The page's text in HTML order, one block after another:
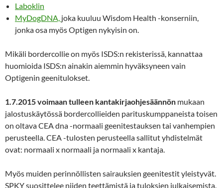
Laboklin
MyDogDNA, joka kuuluu Wisdom Health -konserniin,
jonka osa myös Optigen nykyisin on.
Mikäli bordercollie on myös ISDS:n rekisterissä, kannattaa
huomioida ISDS:n ainakin aiemmin hyväksyneen vain
Optigenin geenitulokset.
1.7.2015 voimaan tulleen kantakirjaohjesäännön mukaan
jalostuskäytössä bordercollieiden parituskumppaneista toisen
on oltava CEA dna -normaali geenitestauksen tai vanhempien
perusteella. CEA -tulosten perusteella sallitut yhdistelmät
ovat: normaali x normaali ja normaali x kantaja.
Myös muiden perinnöllisten sairauksien geenitestit yleistyvät.
SPKY suosittelee niiden teettämistä ja tuloksien julkaisemista.